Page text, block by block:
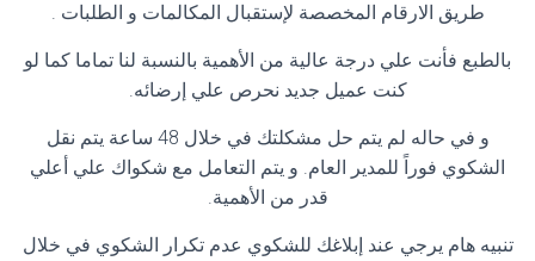
طريق الارقام المخصصة لإستقبال المكالمات و الطلبات .
بالطبع فأنت علي درجة عالية من الأهمية بالنسبة لنا تماما كما لو
كنت عميل جديد نحرص علي إرضائه.
و في حاله لم يتم حل مشكلتك في خلال 48 ساعة يتم نقل
الشكوي فوراً للمدير العام. و يتم التعامل مع شكواك علي أعلي
قدر من الأهمية.
تنبيه هام يرجي عند إبلاغك للشكوي عدم تكرار الشكوي في خلال